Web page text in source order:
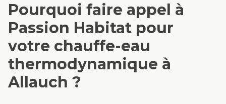
Pourquoi faire appel à
Passion Habitat pour
votre chauffe-eau
thermodynamique à
Allauch ?